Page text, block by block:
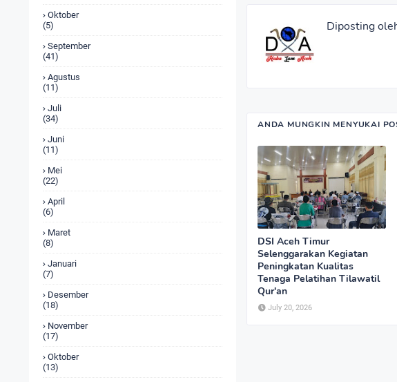
Oktober
(5)
September
(41)
Agustus
(11)
Juli
(34)
Juni
(11)
Mei
(22)
April
(6)
Maret
(8)
Januari
(7)
Desember
(18)
November
(17)
Oktober
(13)
Diposting
ANDA MUNGKIN MENYUKAI
DSI Aceh Timur
Selenggarakan Kegiatan
Peningkatan Kualitas
Tenaga Pelatihan Tilawatil
Qur'an
July 20, 2026